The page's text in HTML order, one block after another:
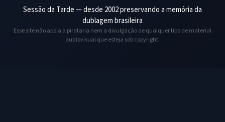
Sessão da Tarde — desde 2002 preservando a memória da
dublagem brasileira
Esse site não apoia a pirataria nem a divulgação de qualquer tipo de material
audiovisual que esteja sob copyright.